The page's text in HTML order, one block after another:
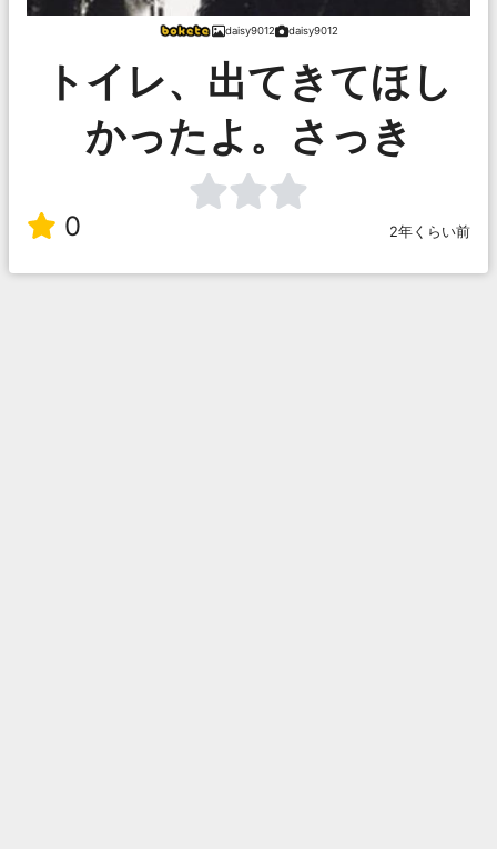
daisy9012 daisy9012
トイレ、出てきてほし
かったよ。さっき
0 2年くらい前